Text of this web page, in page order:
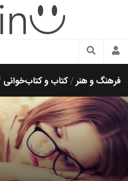
سبک زندگی
زیبایی و آرایش
شیک پوشی
دکوراسیون و چیدمان
غذا
رستوران گردی
فرهنگ و هنر/کتاب و کتاب‌خوانی